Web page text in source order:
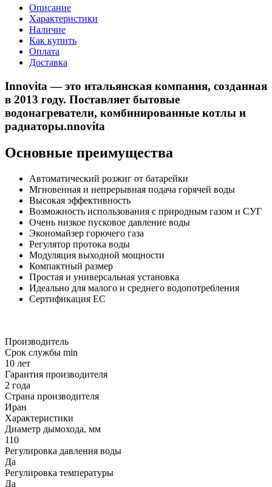
Описание
Характеристики
Наличие
Как купить
Оплата
Доставка
Innovita — это итальянская компания, созданная
в 2013 году. Поставляет бытовые
водонагреватели, комбинированные котлы и
радиаторы.nnovita
Основные преимущества
Автоматический розжиг от батарейки
Мгновенная и непрерывная подача горячей воды
Высокая эффективность
Возможность использования с природным газом и СУГ
Очень низкое пусковое давление воды
Экономайзер горючего газа
Регулятор протока воды
Модуляция выходной мощности
Компактный размер
Простая и универсальная установка
Идеально для малого и среднего водопотребления
Сертификация ЕС
Производитель
Срок службы min
10 лет
Гарантия производителя
2 года
Страна производителя
Иран
Характеристики
Диаметр дымохода, мм
110
Регулировка давления воды
Да
Регулировка температуры
Да